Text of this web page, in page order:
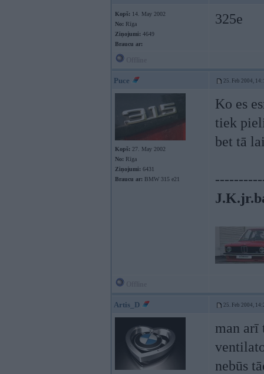
Kopš: 14. May 2002
No: Rīga
Ziņojumi: 4649
Braucu ar:
325e
Puce 25. Feb 2004,
Kopš: 27. May 2002
No: Rīga
Ziņojumi: 6431
Braucu ar: BMW 315 e21
Ko es
tiek
bet tā
Artis_D 25. Feb 2004,
man arī
nebūs